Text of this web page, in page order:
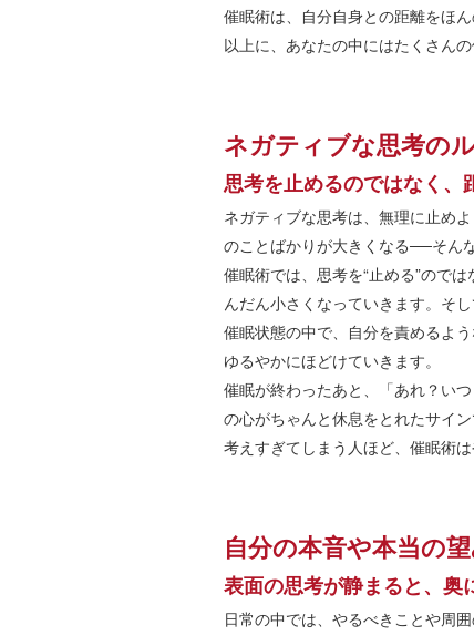
催眠術は、自分自身との距離をほ
以上に、あなたの中にはたくさん
ネガティブな思考の
思考を止めるのではなく、
ネガティブな思考は、無理に止め
のことばかりが大きくなる──そん
催眠術では、思考を“止める”ので
んだん小さくなっていきます。そ
催眠状態の中で、自分を責めるよ
ゆるやかにほどけていきます。
催眠が終わったあと、「あれ？い
の心がちゃんと休息をとれたサイン
考えすぎてしまう人ほど、催眠術は
自分の本音や本当の
表面の思考が静まると、奥
日常の中では、やるべきことや周